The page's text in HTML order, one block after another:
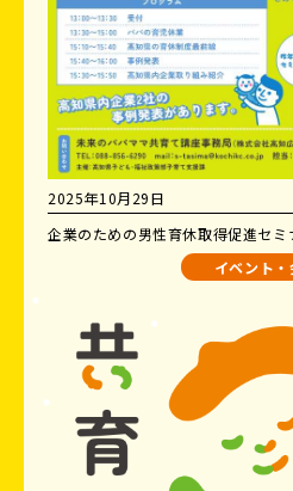
2025年10月29日
企業のための男性育休取得促進セミ
イベント・